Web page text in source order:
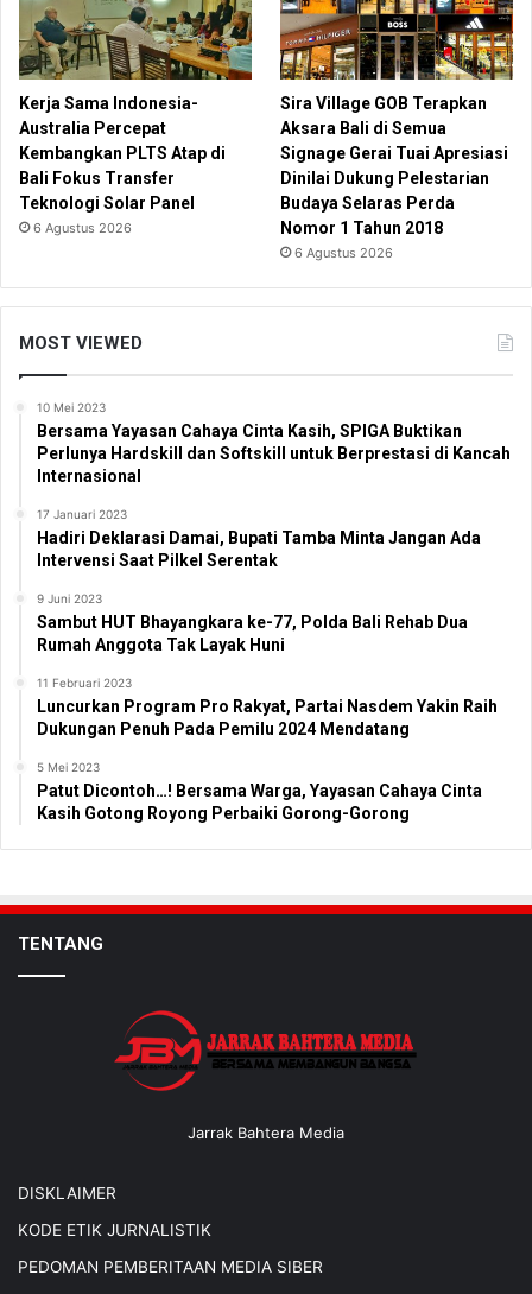
Kerja Sama Indonesia-
Australia Percepat
Kembangkan PLTS Atap di
Bali Fokus Transfer
Teknologi Solar Panel
6 Agustus 2026
Sira Village GOB Terapkan
Aksara Bali di Semua
Signage Gerai Tuai Apresiasi
Dinilai Dukung Pelestarian
Budaya Selaras Perda
Nomor 1 Tahun 2018
6 Agustus 2026
MOST VIEWED
10 Mei 2023
Bersama Yayasan Cahaya Cinta Kasih, SPIGA Buktikan
Perlunya Hardskill dan Softskill untuk Berprestasi di Kancah
Internasional
17 Januari 2023
Hadiri Deklarasi Damai, Bupati Tamba Minta Jangan Ada
Intervensi Saat Pilkel Serentak
9 Juni 2023
Sambut HUT Bhayangkara ke-77, Polda Bali Rehab Dua
Rumah Anggota Tak Layak Huni
11 Februari 2023
Luncurkan Program Pro Rakyat, Partai Nasdem Yakin Raih
Dukungan Penuh Pada Pemilu 2024 Mendatang
5 Mei 2023
Patut Dicontoh…! Bersama Warga, Yayasan Cahaya Cinta
Kasih Gotong Royong Perbaiki Gorong-Gorong
TENTANG
Jarrak Bahtera Media
DISKLAIMER
KODE ETIK JURNALISTIK
PEDOMAN PEMBERITAAN MEDIA SIBER